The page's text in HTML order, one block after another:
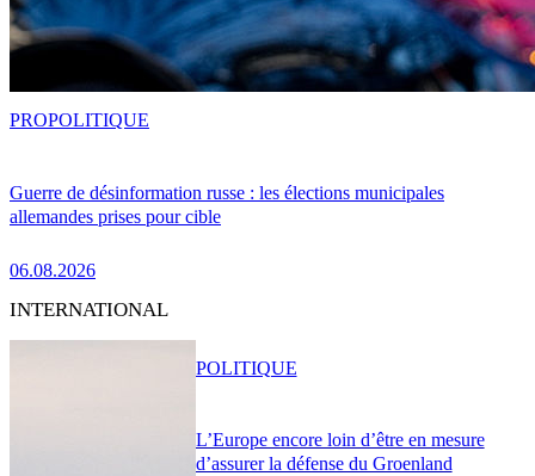
Guerre de désinformation russe : les élections municipales
allemandes prises pour cible
06.08.2026
PROPOLITIQUE
INTERNATIONAL
L’Europe encore loin d’être en mesure
d’assurer la défense du Groenland
POLITIQUE